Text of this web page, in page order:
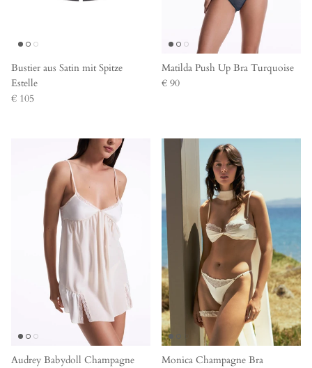
Bustier aus Satin mit Spitze
Estelle
€ 105
Matilda Push Up Bra Turquoise
€ 90
Audrey Babydoll Champagne
Monica Champagne Bra